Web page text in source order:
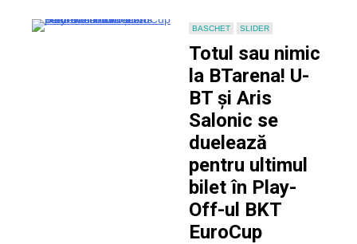
vitrina
alb-
negrilor
BASCHET SLIDER
Totul sau nimic
la BTarena! U-
BT și Aris
Salonic se
duelează
pentru ultimul
bilet în Play-
Off-ul BKT
EuroCup